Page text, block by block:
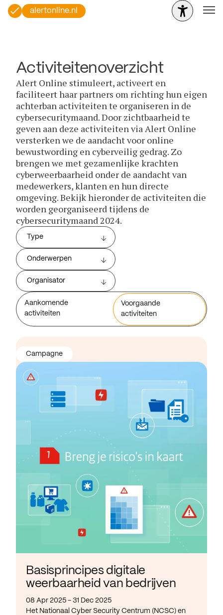
alertonline.nl
Activiteitenoverzicht
Alert Online stimuleert, activeert en
faciliteert haar partners om richting hun eigen
achterban activiteiten te organiseren in de
cybersecuritymaand. Door zichtbaarheid te
geven aan deze activiteiten via Alert Online
versterken we de aandacht voor online
bewustwording en cyberveilig gedrag. Zo
brengen we met gezamenlijke krachten
cyberweerbaarheid onder de aandacht van
medewerkers, klanten en hun directe
omgeving. Bekijk hieronder de activiteiten die
worden georganiseerd tijdens de
cybersecuritymaand 2024.
Type
Onderwerpen
Organisator
Aankomende
activiteiten
Voorgaande
activiteiten
Basisprincipes digitale
weerbaarheid van bedrijven
08 Apr 2025 - 31 Dec 2025
Het Nationaal Cyber Security Centrum (NCSC) en
Campagne